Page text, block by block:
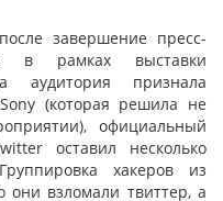
завершение пресс-
в рамках выставки
аудитория признала
(которая решила не
официальный
оставил несколько
хакеров из
они взломали твиттер, а